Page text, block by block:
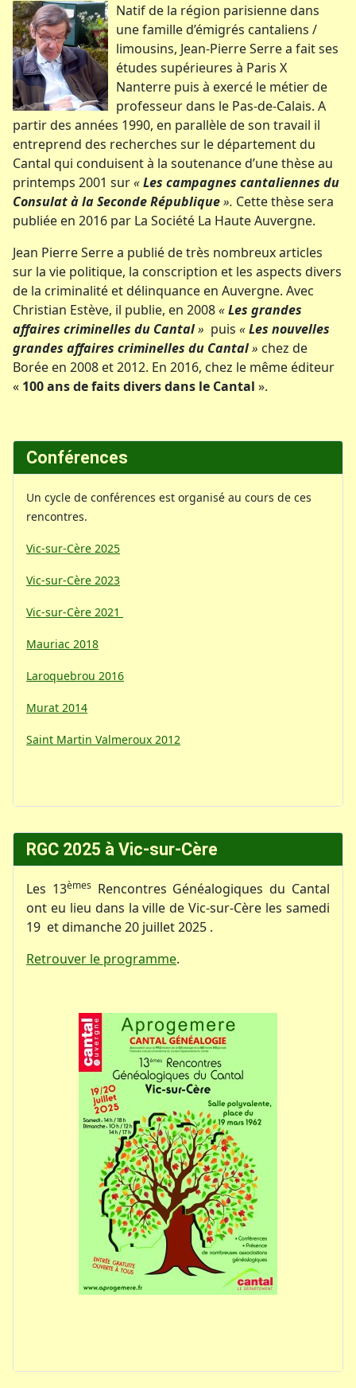
RGC 2025 à Vic-sur-Cère
Les 13èmes Rencontres Généalogiques du Cantal
ont eu lieu dans la ville de Vic-sur-Cère les samedi
19 et dimanche 20 juillet 2025 .
Retrouver le programme.
Natif de la région parisienne dans
une famille d’émigrés cantaliens /
limousins, Jean-Pierre Serre a fait ses
études supérieures à Paris X
Nanterre puis à exercé le métier de
professeur dans le Pas-de-Calais. A
partir des années 1990, en parallèle de son travail il
entreprend des recherches sur le département du
Cantal qui conduisent à la soutenance d’une thèse au
printemps 2001 sur«Les campagnes cantaliennes du
Consulat à la Seconde République». Cette thèse sera
publiée en 2016 par La Société La Haute Auvergne.
Jean Pierre Serre a publié de très nombreux articles
sur la vie politique, la conscription et les aspects divers
de la criminalité et délinquance en Auvergne. Avec
Christian Estève, il publie, en 2008«Les grandes
affaires criminelles du Cantal» puis «Les nouvelles
grandes affaires criminelles du Cantal» chez de
Borée en 2008 et 2012. En 2016, chez le même éditeur
« 100 ans de faits divers dans le Cantal ».
Conférences
Un cycle de conférences est organisé au cours de ces
rencontres.
Vic-sur-Cère 2025
Vic-sur-Cère 2023
Vic-sur-Cère 2021
Mauriac 2018
Laroquebrou 2016
Murat 2014
Saint Martin Valmeroux 2012